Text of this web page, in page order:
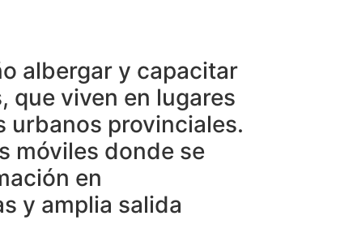
albergar y capacitar
que viven en lugares
urbanos provinciales.
móviles donde se
en
y amplia salida